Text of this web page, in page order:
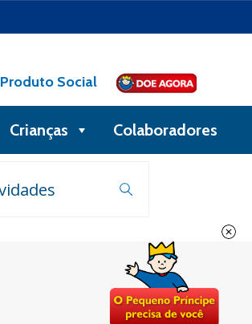
Produto Social
Crianças Colaboradores